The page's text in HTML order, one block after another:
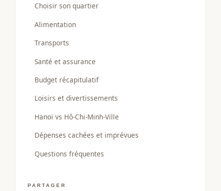
Choisir son quartier
Alimentation
Transports
Santé et assurance
Budget récapitulatif
Loisirs et divertissements
Hanoï vs Hô-Chi-Minh-Ville
Dépenses cachées et imprévues
Questions fréquentes
PARTAGER